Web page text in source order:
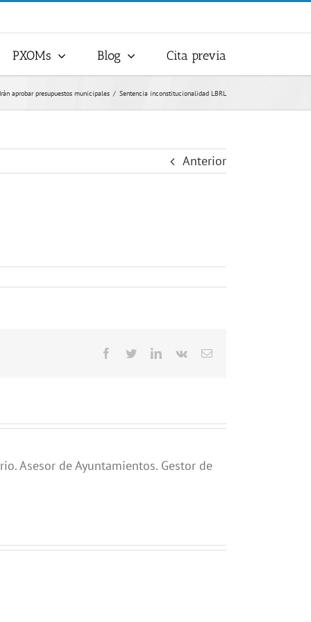
PXOMs Blog Cita previa
aprobar presupuestos municipales Sentencia inconstitucionalidad LBRL
Anterior
Facebook
TwitterLinkedIn
Vk
Correo
Asesor de Ayuntamientos. Gestor de